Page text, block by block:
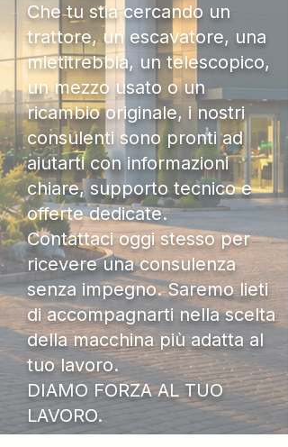
Che tu stia cercando un
trattore, un escavatore, una
mietitrebbia, un telescopico,
un mezzo usato o un
ricambio originale, i nostri
consulenti sono pronti ad
aiutarti con informazioni
chiare, supporto tecnico e
offerte dedicate.
Contattaci oggi stesso per
ricevere una consulenza
senza impegno. Saremo lieti
di accompagnarti nella scelta
della macchina più adatta al
tuo lavoro.
DIAMO FORZA AL TUO
LAVORO.